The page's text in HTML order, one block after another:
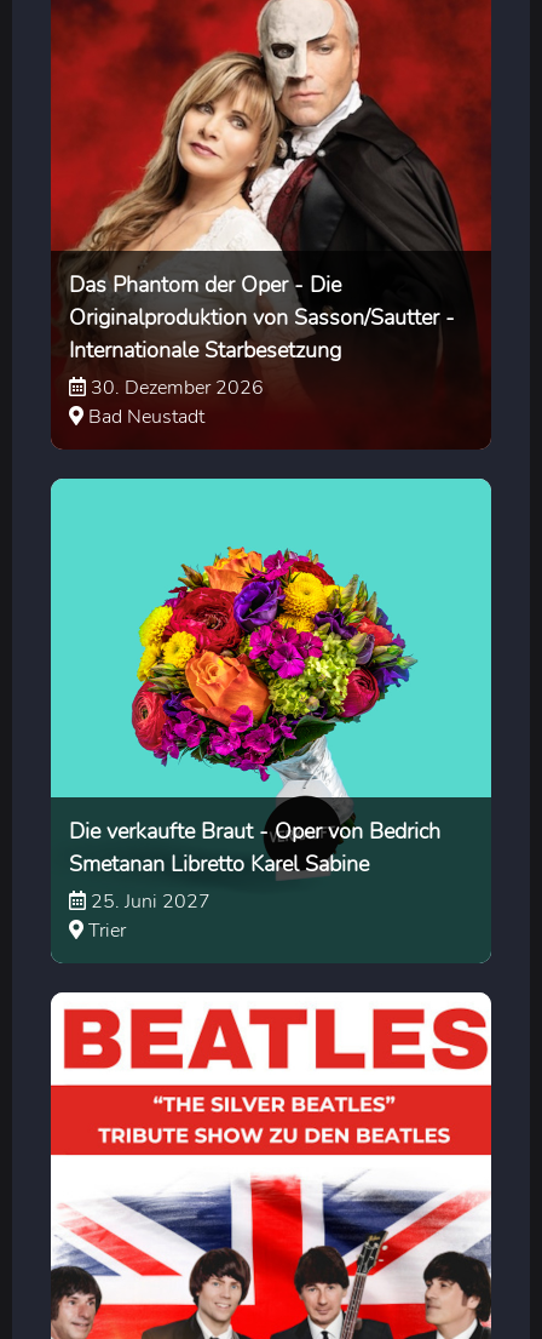
Das Phantom der Oper - Die
Originalproduktion von Sasson/Sautter -
Internationale Starbesetzung
30. Dezember 2026
Bad Neustadt
Die verkaufte Braut - Oper von Bedrich
Smetanan Libretto Karel Sabine
25. Juni 2027
Trier